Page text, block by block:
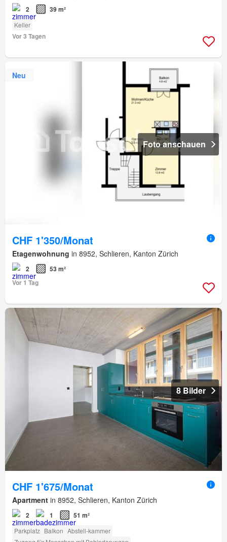
2 39 m²
Keller
Vor 3 Tagen
Neu
Foto anschauen
CHF 1'350/Monat
Etagenwohnung in 8952, Schlieren, Kanton Zürich
2
53 m²
Vor 1 Tag
8 Bilder
CHF 1'675/Monat
Apartment in 8952, Schlieren, Kanton Zürich
2 1 51 m²
Parkplatz Balkon Abstell-kammer